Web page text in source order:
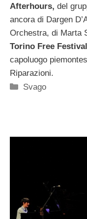
Afterhours, del
ancora di Dargen
Orchestra, di Marta
Torino Free Festival
capoluogo
Riparazioni.
Categorie
Svago